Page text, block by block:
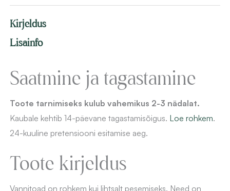
kogus
Kirjeldus
Lisainfo
Saatmine ja tagastamine
Toote tarnimiseks kulub vahemikus 2-3 nädalat.
Kaubale kehtib 14-päevane tagastamisõigus. Loe rohkem.
24-kuuline pretensiooni esitamise aeg.
Toote kirjeldus
Vannitoad on rohkem kui lihtsalt pesemiseks. Need on